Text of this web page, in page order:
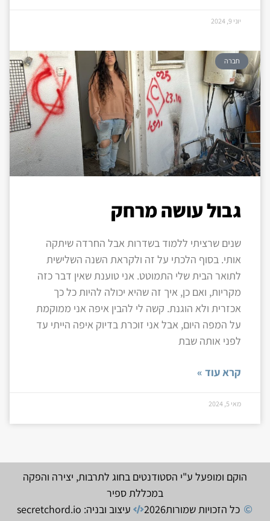
יוני 9, 2024
חברה
גבול עושה מרחק
שנים שרציתי ללמוד בשדרות אבל החרדה שיתקה
אותי. בסוף הלכתי על זה ולקראת השנה השלישית
לתואר הבית שלי התמוטט. אני טוענת שאין דבר כזה
מקריות, ואם כן, איך זה שהיא יכולה להיות כל כך
אכזרית ולא הוגנת. קשה לי להבין איפה אני ממוקמת
על המפה היום, אבל אני זוכרת בדיוק איפה הייתי עד
לפני אותה שבת
קרא עוד »
מאי 5, 2024
הוקם ומופעל ע"י הסטודנטים בחוג לתרבות, יצירה והפקה
במכללת ספיר
כל הזכויות שמורות2026 עיצוב ובניה: secretchord.io